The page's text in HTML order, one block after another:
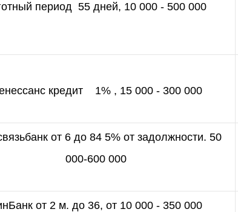
период 55 дней, 10 000 - 500 000
кредит 1% , 15 000 - 300 000
от 6 до 84 5% от задолжности. 50
000-600 000
от 2 м. до 36, от 10 000 - 350 000